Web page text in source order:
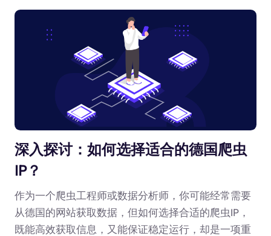
深入探讨：如何选择适合的德国爬虫
IP？
作为一个爬虫工程师或数据分析师，你可能经常需要
从德国的网站获取数据，但如何选择合适的爬虫IP，
既能高效获取信息，又能保证稳定运行，却是一项重